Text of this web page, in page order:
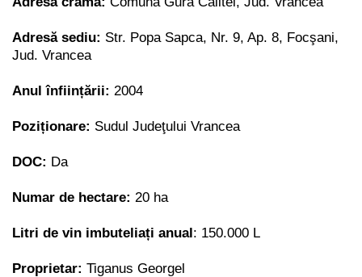
Adresă sediu: Str. Popa Sapca, Nr. 9, Ap. 8, Focşani,
Jud. Vrancea
Anul înființării: 2004
Poziționare: Sudul Judeţului Vrancea
DOC: Da
Numar de hectare: 20 ha
Litri de vin imbuteliați anual: 150.000 L
Proprietar: Tiganus Georgel